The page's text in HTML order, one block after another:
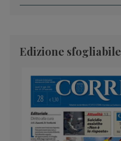
Edizione sfogliabile